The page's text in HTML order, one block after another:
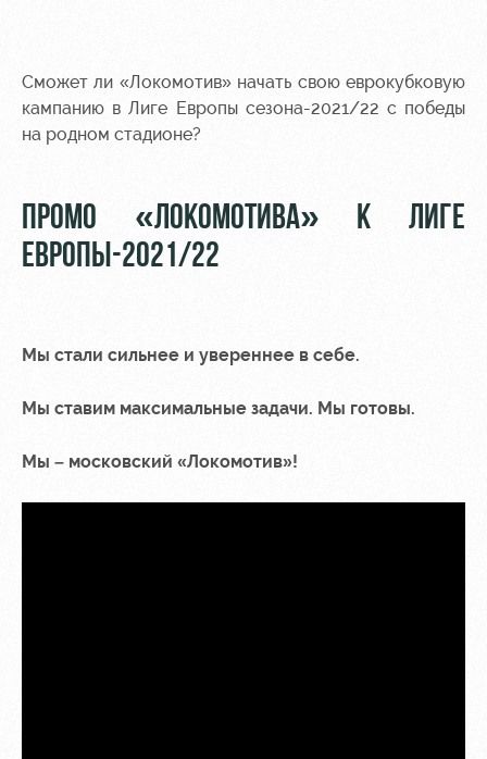
Сможет ли «Локомотив» начать свою еврокубковую
кампанию в Лиге Европы сезона-2021/22 с победы
на родном стадионе?
ПРОМО «ЛОКОМОТИВА» К ЛИГЕ
ЕВРОПЫ-2021/22
Мы стали сильнее и увереннее в себе.
Мы ставим максимальные задачи. Мы готовы.
Мы – московский «Локомотив»!